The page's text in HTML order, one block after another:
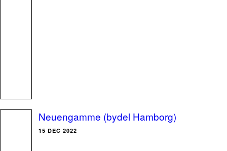
Neuengamme (bydel Hamborg)
15 DEC 2022